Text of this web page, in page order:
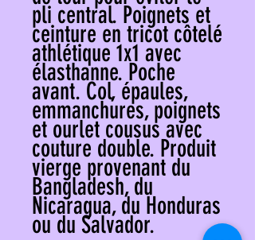
pli central. Poignets et
ceinture en tricot côtelé
athlétique 1x1 avec
élasthanne. Poche
avant. Col, épaules,
emmanchures, poignets
et ourlet cousus avec
couture double. Produit
vierge provenant du
Bangladesh, du
Nicaragua, du Honduras
ou du Salvador.